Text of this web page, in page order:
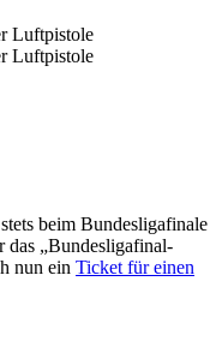
Luftpistole
Luftpistole
beim Bundesligafinale
das „Bundesligafinal-
nun ein Ticket für einen